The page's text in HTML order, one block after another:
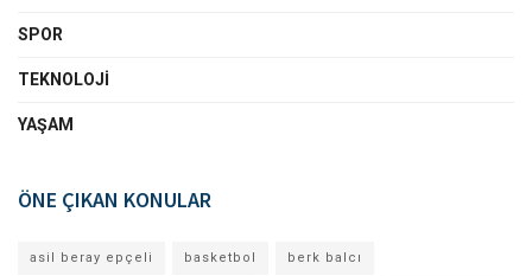
SPOR
TEKNOLOJI
YAŞAM
ÖNE ÇIKAN KONULAR
asil beray epçeli basketbol berk balcı